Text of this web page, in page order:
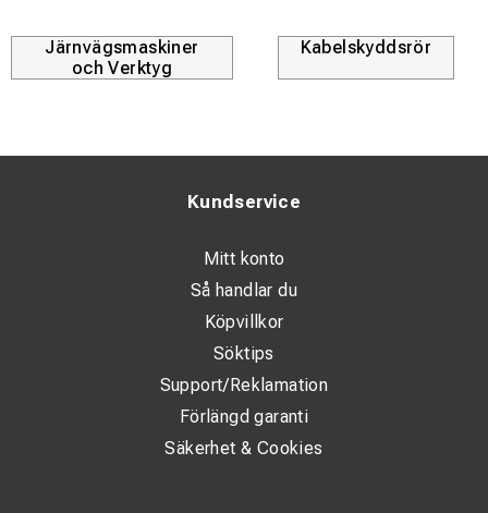
Järnvägsmaskiner
och Verktyg
Kabelskyddsrör
Kundservice
Mitt konto
Så handlar du
Köpvillkor
Söktips
Support/Reklamation
Förlängd garanti
Säkerhet & Cookies